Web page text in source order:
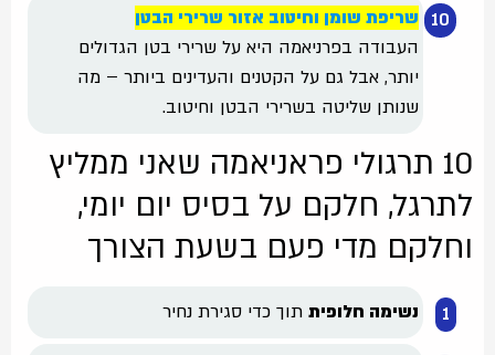
שריפת שומן וחיטוב אזור שרירי הבטן
העבודה בפרניאמה היא על שרירי בטן הגדולים
יותר, אבל גם על הקטנים והעדינים ביותר – מה
שנותן שליטה בשרירי הבטן וחיטוב.
10 תרגולי פראניאמה שאני ממליץ
לתרגל, חלקם על בסיס יום יומי,
וחלקם מדי פעם בשעת הצורך
נשימה חלופית תוך כדי סגירת נחיר